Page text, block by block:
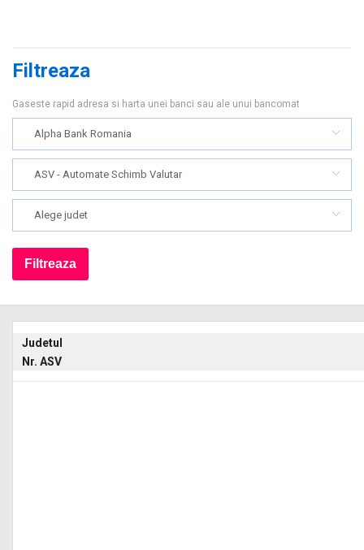
Filtreaza
Gaseste rapid adresa si harta unei banci sau ale unui bancomat
Alpha Bank Romania
ASV - Automate Schimb Valutar
Alege judet
Judetul
Nr. ASV